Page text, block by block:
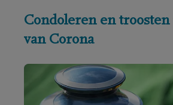
Condoleren en
van Corona